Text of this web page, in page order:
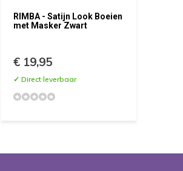
RIMBA - Satijn Look Boeien
met Masker Zwart
€ 19,95
✓ Direct leverbaar